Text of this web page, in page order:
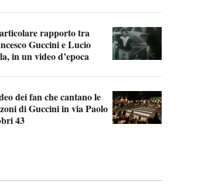
rapporto tra
Guccini e Lucio
in un video d’epoca
dei fan che cantano le
di Guccini in via Paolo
43